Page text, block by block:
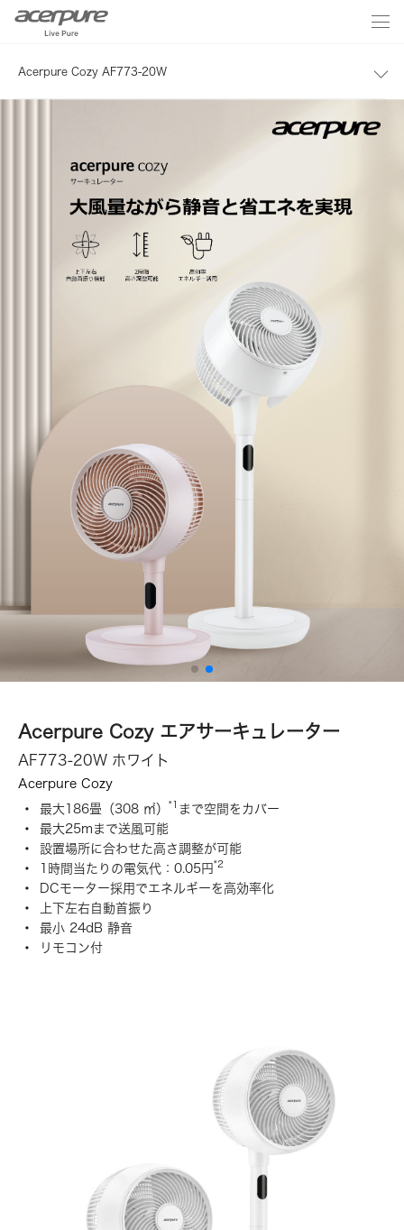
Acerpure Cozy AF773-20W
Acerpure Cozy エアサーキュレーター
AF773-20W ホワイト
Acerpure Cozy
最大186畳（308 ㎡）
*1 まで空間をカバー
最大25mまで送風可能
設置場所に合わせた高さ調整が可能
1時間当たりの電気代：0.05円 *2
DCモーター採用でエネルギーを高効率化
上下左右自動首振り
最小 24dB 静音
リモコン付